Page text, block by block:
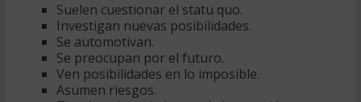
Suelen cuestionar el statu quo.
Investigan nuevas posibilidades.
Se automotivan.
Se preocupan por el futuro.
Ven posibilidades en lo imposible.
Asumen riesgos.